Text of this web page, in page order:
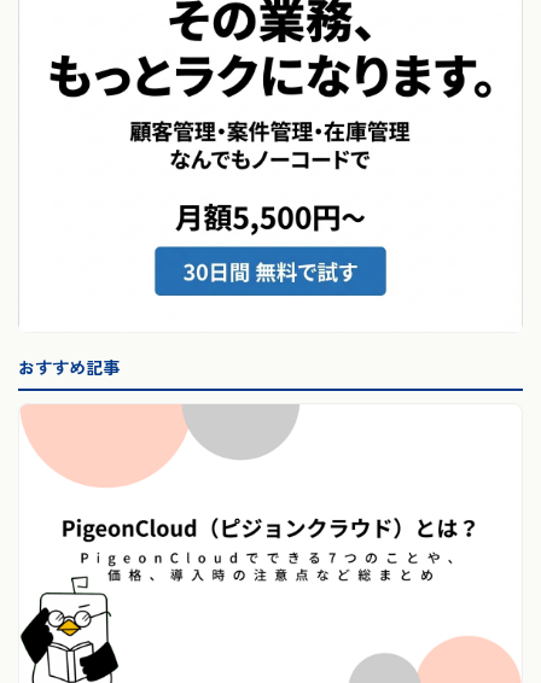
おすすめ記事